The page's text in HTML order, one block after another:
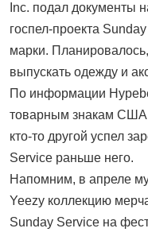
Inc. подал документы
госпел-проекта
марки.
выпускать одежду и
По информации
товарным знакам США
кто-то другой успел
Service раньше него.
Напомним, в апреле
Yeezy коллекцию
Sunday Service на